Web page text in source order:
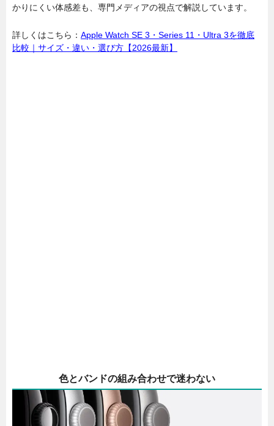
かりにくい体感差も、専門メディアの視点で解説しています。
詳しくはこちら： Apple Watch SE 3・Series 11・Ultra 3を徹底
比較｜サイズ・違い・選び方【2026最新】
色とバンドの組み合わせで迷わない